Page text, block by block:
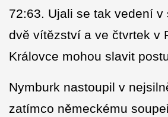
72:63. Ujali se tak vedení v
dvě vítězství a ve čtvrtek v
Královce mohou slavit
Nymburk nastoupil v
zatímco německému